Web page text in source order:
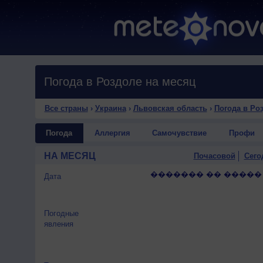
Погода в Роздоле на месяц
Все страны › Украина› Львовская область › Погода в
Погода Аллергия Самочувствие Профи
НА МЕСЯЦ Почасовой
Дата
Погодные
явления
������� ��